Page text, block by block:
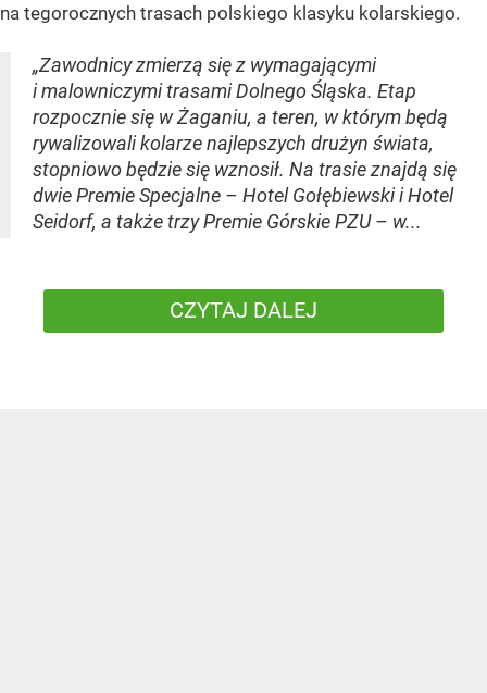
na tegorocznych trasach polskiego klasyku kolarskiego.
„Zawodnicy zmierzą się z wymagającymi
i malowniczymi trasami Dolnego Śląska. Etap
rozpocznie się w Żaganiu, a teren, w którym będą
rywalizowali kolarze najlepszych drużyn świata,
stopniowo będzie się wznosił. Na trasie znajdą się
dwie Premie Specjalne – Hotel Gołębiewski i Hotel
Seidorf, a także trzy Premie Górskie PZU – w...
CZYTAJ DALEJ